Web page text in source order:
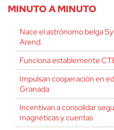
MINUTO A MINUTO
Nace el astrónomo belga
Arend.
Funciona establemente
Impulsan cooperación en
Granada
Incentivan a consolidar
magnéticas y cuentas